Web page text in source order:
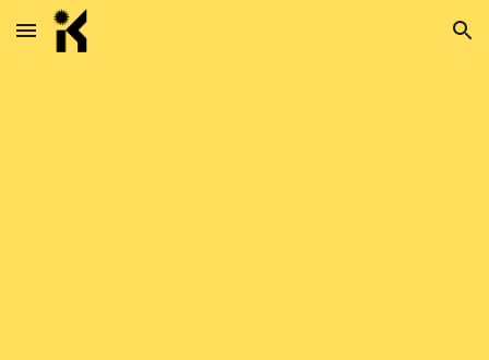
Skip to main content Skip to navigation